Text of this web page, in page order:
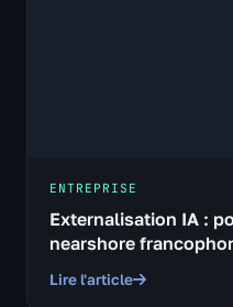
ENTREPRISE
Externalisation IA :
nearshore
Lire l'article